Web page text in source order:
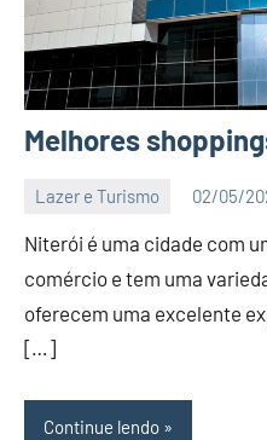
Melhores
Lazer e Turismo 02/05/
BC
Niterói é uma cidade com
comércio e tem uma
oferecem uma excelente
[…]
Continue lendo